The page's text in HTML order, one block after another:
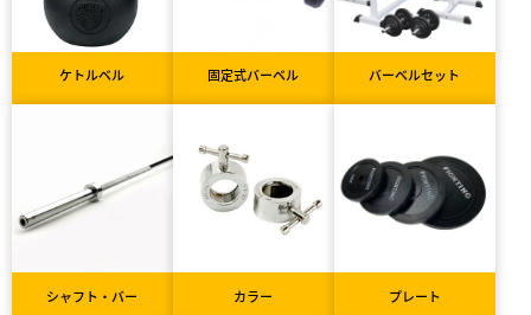
ケトルベル 固定式バーベル バーベルセット
シャフト・バー カラー プレート